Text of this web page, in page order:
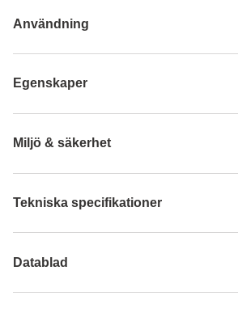
Användning
Egenskaper
Miljö & säkerhet
Tekniska specifikationer
Datablad